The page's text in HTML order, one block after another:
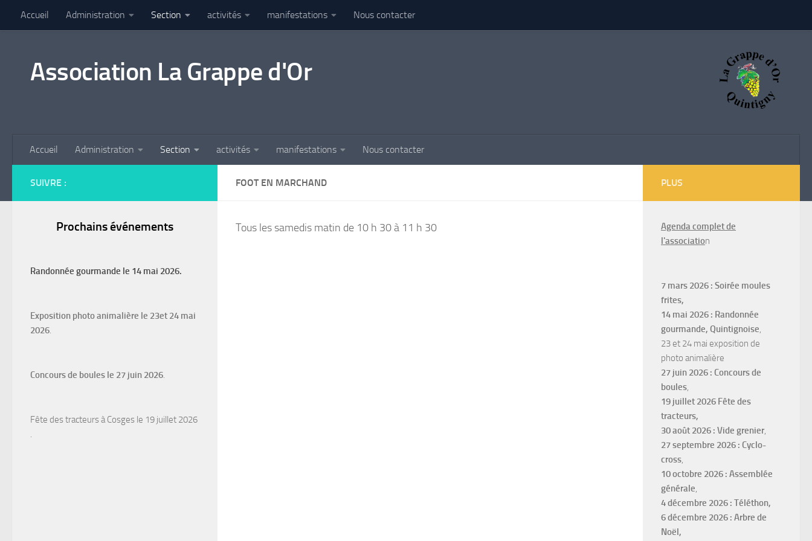
Skip to content
Accueil Administration Section activités manifestations Nous contacter
Association La Grappe d'Or
Accueil Administration Section activités manifestations Nous contacter
FOOT EN MARCHAND
Tous les samedis matin de 10 h 30 à 11 h 30
SUIVRE :
Prochains événements
Randonnée gourmande le 14 mai 2026.
Exposition photo animalière le 23et 24 mai
2026.
Concours de boules le 27 juin 2026.
Fête des tracteurs à Cosges le 19 juillet 2026
.
PLUS
Agenda complet de
l'association
7 mars 2026 : Soirée moules
frites,
14 mai 2026 : Randonnée
gourmande, Quintignoise,
23 et 24 mai exposition de
photo animalière
27 juin 2026 : Concours de
boules,
19 juillet 2026 Fête des
tracteurs,
30 août 2026 : Vide grenier,
27 septembre 2026 : Cyclo-
cross,
10 octobre 2026 : Assemblée
générale,
4 décembre 2026 : Téléthon,
6 décembre 2026 : Arbre de
Noël,